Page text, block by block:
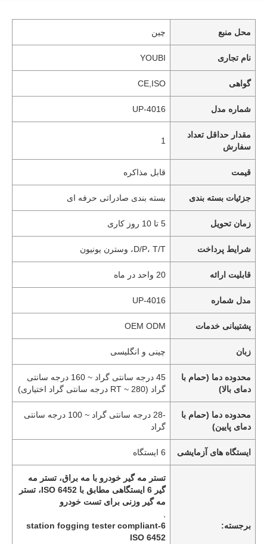
محل منبع چین
نام تجاری YOUBI
گواهی CE,ISO
شماره مدل UP-4016
مقدار حداقل تعداد
سفارش
1
قیمت قابل مذاکره
جزئیات بسته بندی بسته بندی صادراتی حرفه ای
زمان تحویل 5 تا 10 روز کاری
شرایط پرداخت D/P، T/T، وسترن یونیون
قابلیت ارائه 20 واحد در ماه
مدل شماره UP-4016
پشتیبانی خدمات OEM ODM
زبان چینی و انگلیسی
محدوده دما (حمام با
دمای بالا)
45 درجه سانتی گراد ~ 160 درجه سانتی
گراد (RT ~ 280 درجه سانتی گراد اختیاری)
محدوده دما (حمام با
دمای پایین)
-28 درجه سانتی گراد ~ 100 درجه سانتی
گراد
ایستگاه های آزمایشی 6 ایستگاه
برجسته:
تستر مه گیر خودرو با مه براق، تستر مه
گیر 6 ایستگاهی مطابق با ISO 6452، تستر
مه گیر وزنی برای تست خودرو
6-station fogging tester compliant
ISO 6452